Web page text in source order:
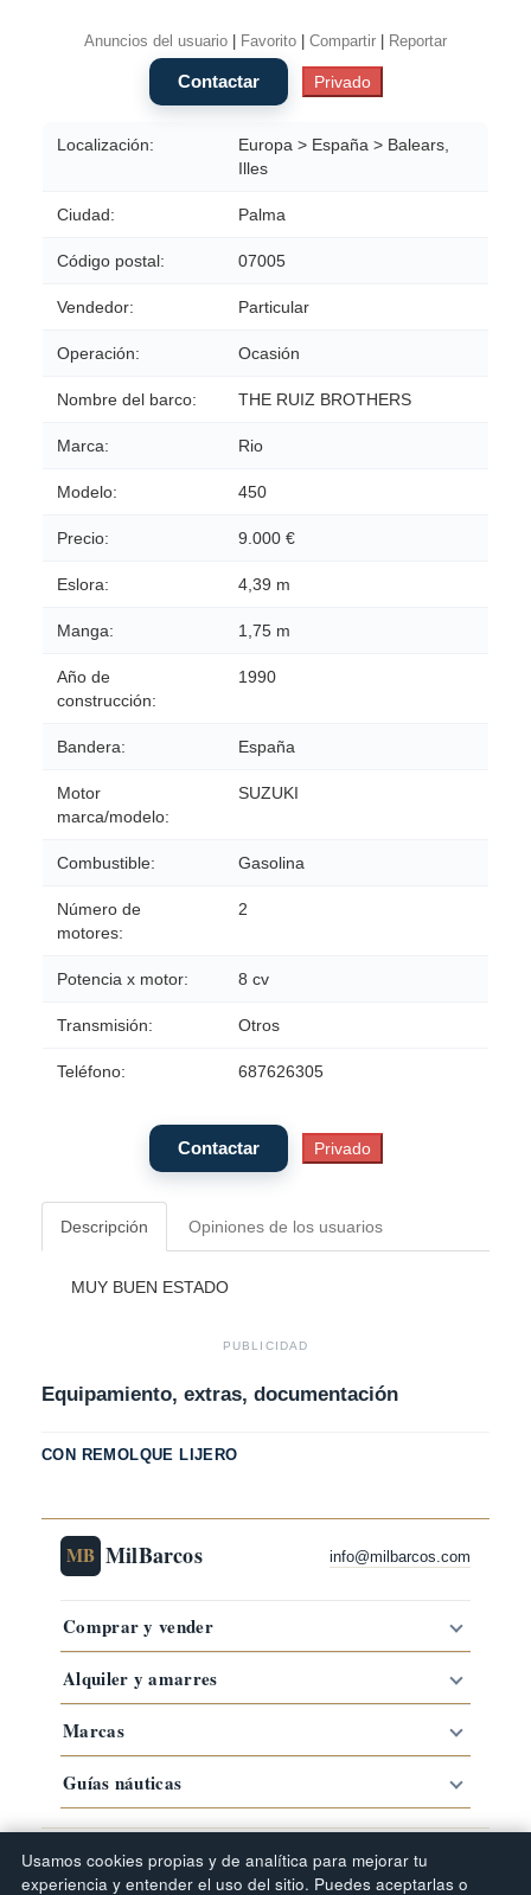
Anuncios del usuario Favorito Compartir Reportar
Localización:
Europa > España > Balears,
Illes
Ciudad: Palma
Código postal: 07005
Vendedor: Particular
Operación: Ocasión
Nombre del barco: THE RUIZ BROTHERS
Marca: Rio
Modelo: 450
Precio: 9.000 €
Eslora: 4,39 m
Manga: 1,75 m
Año de
construcción:
1990
Bandera: España
Motor
marca/modelo:
SUZUKI
Combustible: Gasolina
Número de
motores:
2
Potencia x motor: 8 cv
Transmisión: Otros
Teléfono: 687626305
Descripción Opiniones de los usuarios
MUY BUEN ESTADO
PUBLICIDAD
Equipamiento, extras, documentación
CON REMOLQUE LIJERO
MB MilBarcos info@milbarcos.com
Comprar y vender
Alquiler y amarres
Marcas
Guías náuticas
Guías náuticas
© 2019–2026 MilBarcos · Portal náutico
Usamos cookies propias y de analítica para mejorar tu
experiencia y entender el uso del sitio. Puedes aceptarlas o